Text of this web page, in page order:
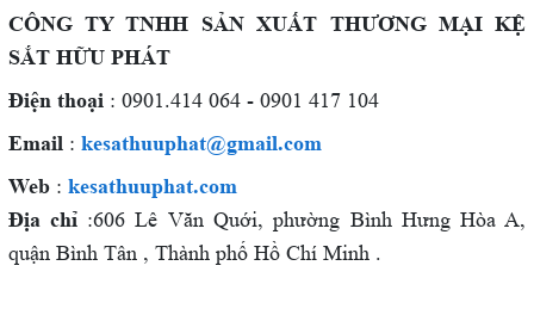
CÔNG TY TNHH SẢN XUẤT THƯƠNG MẠI KỆ
SẮT HỮU PHÁT
Điện thoại: 0901.414 064 - 0901 417 104
Email: kesathuuphat@gmail.com
Web : kesathuuphat.com
Địa chỉ :606 Lê Văn Quới, phường Bình Hưng Hòa A,
quận Bình Tân , Thành phố Hồ Chí Minh .